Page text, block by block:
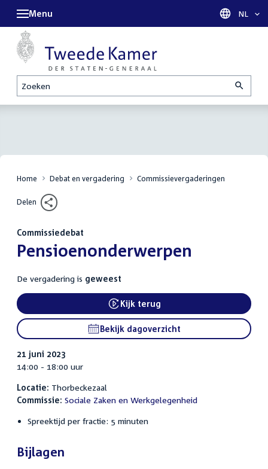
Zoeken
Menu Taal
NL
Home Debat en vergadering Commissievergaderingen
Delen
Commissiedebat
:Pensioenonderwerpen
De vergadering is geweest
Kijk terug
Bekijk dagoverzicht
21 juni 2023
14:00 - 18:00 uur
Locatie: Thorbeckezaal
Commissie: Sociale Zaken en Werkgelegenheid
Spreektijd per fractie: 5 minuten
Bijlagen